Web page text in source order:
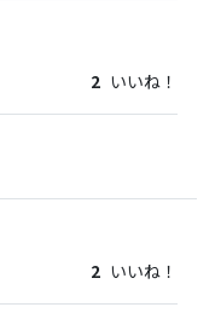
2 いいね！
2 いいね！